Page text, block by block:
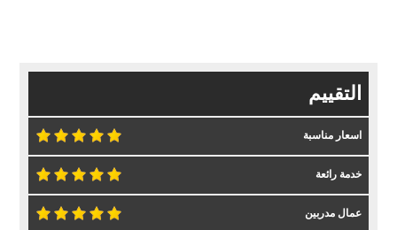
التقييم
اسعار مناسبة
خدمة رائعة
عمال مدربين